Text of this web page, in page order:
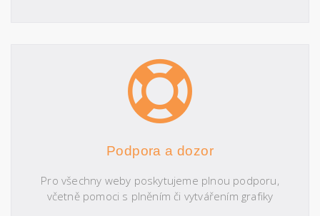
Podpora a dozor
Pro všechny weby poskytujeme plnou podporu,
včetně pomoci s plněním či vytvářením grafiky